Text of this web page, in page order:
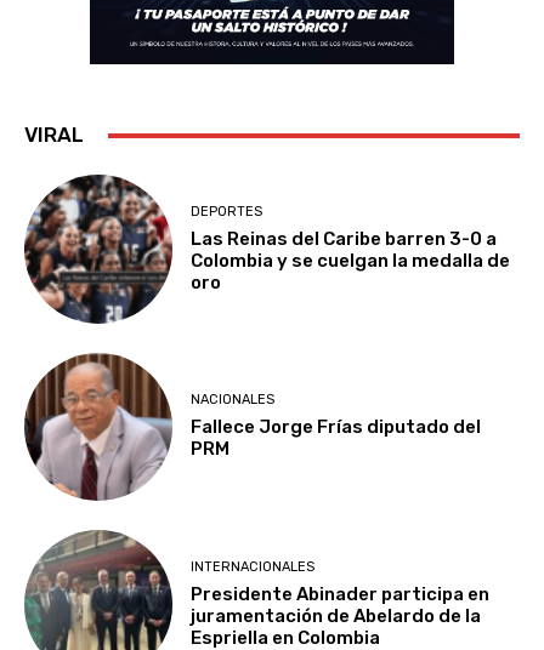
VIRAL
DEPORTES
Las Reinas del Caribe barren 3-0 a
Colombia y se cuelgan la medalla de
oro
NACIONALES
Fallece Jorge Frías diputado del
PRM
INTERNACIONALES
Presidente Abinader participa en
juramentación de Abelardo de la
Espriella en Colombia